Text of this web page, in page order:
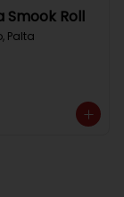
Smook Roll
Palta